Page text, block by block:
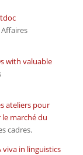
Affaires
with valuable
ateliers pour
marché du
cadres.
viva in linguistics